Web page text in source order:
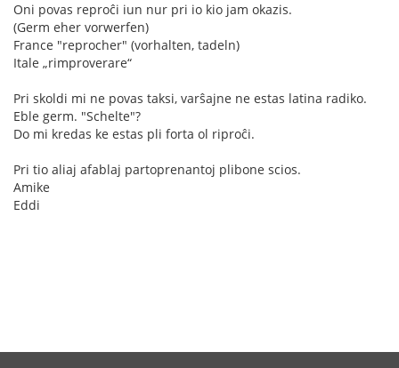
Oni povas reproĉi iun nur pri io kio jam okazis.
(Germ eher vorwerfen)
France "reprocher" (vorhalten, tadeln)
Itale „rimproverare“
Pri skoldi mi ne povas taksi, varŝajne ne estas latina radiko.
Eble germ. "Schelte"?
Do mi kredas ke estas pli forta ol riproĉi.
Pri tio aliaj afablaj partoprenantoj plibone scios.
Amike
Eddi